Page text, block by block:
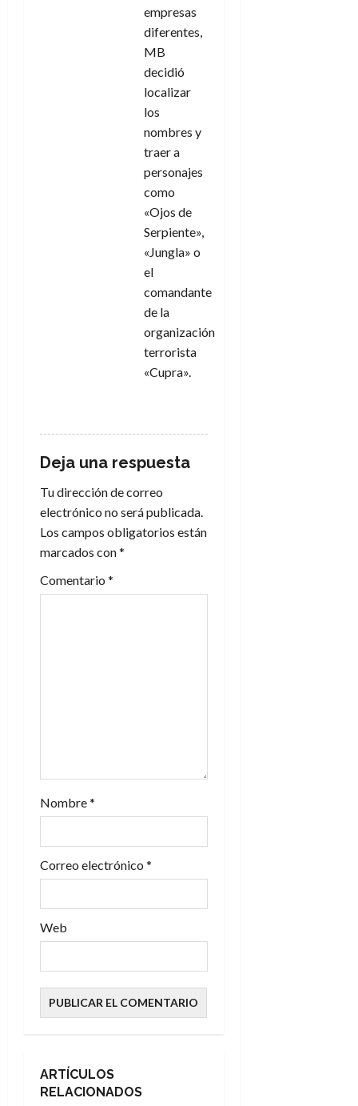
empresas
diferentes,
MB
decidió
localizar
los
nombres y
traer a
personajes
como
«Ojos de
Serpiente»,
«Jungla» o
el
comandante
de la
organización
terrorista
«Cupra».
Deja una respuesta
Tu dirección de correo
electrónico no será publicada.
Los campos obligatorios están
marcados con*
Comentario *
Nombre*
Correo electrónico *
Web
ARTÍCULOS
RELACIONADOS